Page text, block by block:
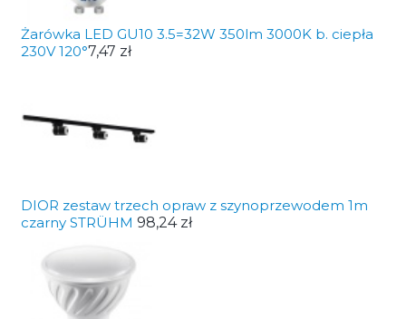
Żarówka LED GU10 3.5=32W 350lm 3000K b. ciepła
230V 120°7,47 zł
DIOR zestaw trzech opraw z szynoprzewodem 1m
czarny STRÜHM 98,24 zł